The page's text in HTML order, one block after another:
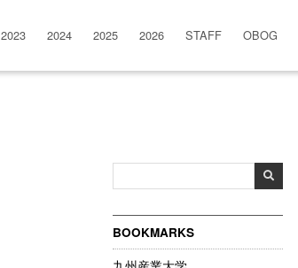
2023 2024 2025 2026 STAFF OBOG
BOOKMARKS